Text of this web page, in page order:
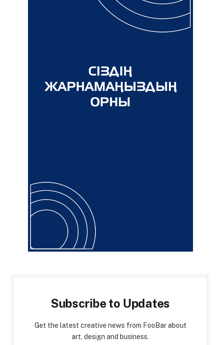
Subscribe to Updates
Get the latest creative news from FooBar about
art, design and business.